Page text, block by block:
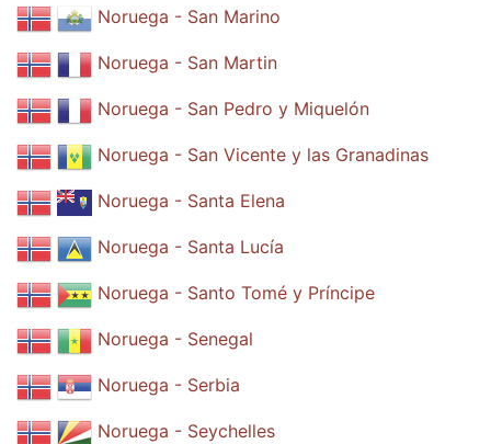
Noruega - San Marino
Noruega - San Martin
Noruega - San Pedro y Miquelón
Noruega - San Vicente y las Granadinas
Noruega - Santa Elena
Noruega - Santa Lucía
Noruega - Santo Tomé y Príncipe
Noruega - Senegal
Noruega - Serbia
Noruega - Seychelles